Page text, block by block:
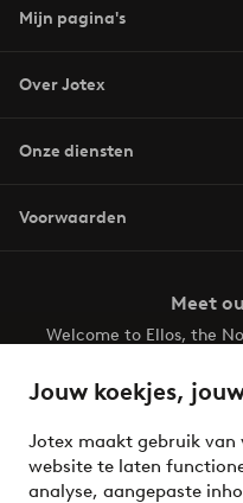
Jouw koekjes,
Jotex maakt gebruik van
website te laten
analyse, aangepaste
Mijn pagina's
Over Jotex
Onze diensten
Voorwaarden
Meet
Welcome to Ellos, the
your wardrobe.